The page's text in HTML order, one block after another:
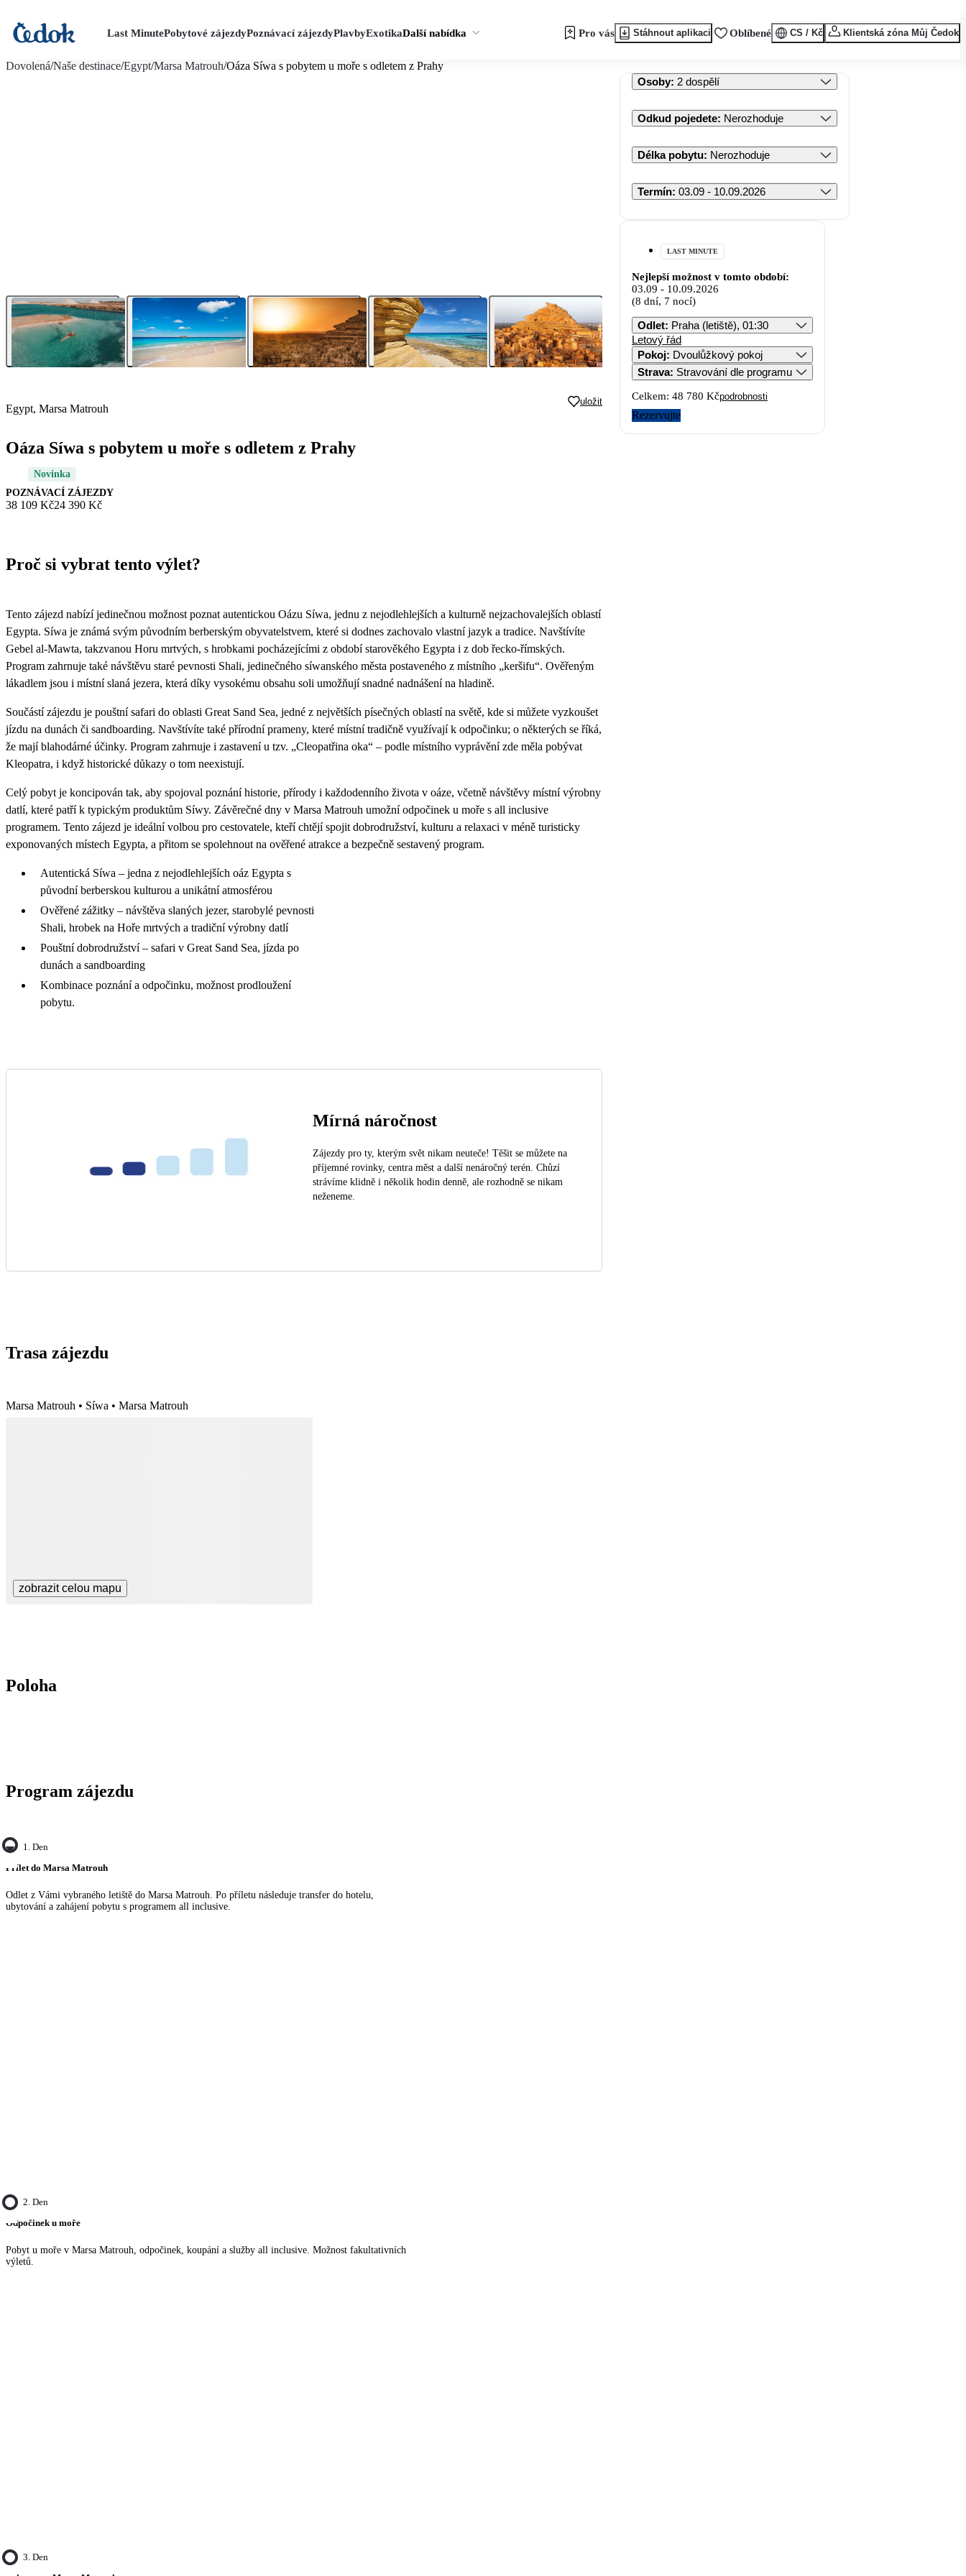
Last MinutePobytové zájezdyPoznávací zájezdyPlavbyExotikaDalší nabídka Pro vás Stáhnout aplikaci Oblíbené CS / Kč Klientská zóna Můj Čedok
Dovolená/Naše destinace/Egypt/Marsa Matrouh/Oáza Síwa s pobytem u moře s odletem z Prahy
Egypt, Marsa Matrouh
uložit
Oáza Síwa s pobytem u moře s odletem z Prahy
Novinka
POZNÁVACÍ ZÁJEZDY
38 109 Kč24 390 Kč
Proč si vybrat tento výlet?
Tento zájezd nabízí jedinečnou možnost poznat autentickou Oázu Síwa, jednu z nejodlehlejších a kulturně nejzachovalejších oblastí
Egypta. Síwa je známá svým původním berberským obyvatelstvem, které si dodnes zachovalo vlastní jazyk a tradice. Navštívíte
Gebel al-Mawta, takzvanou Horu mrtvých, s hrobkami pocházejícími z období starověkého Egypta i z dob řecko-římských.
Program zahrnuje také návštěvu staré pevnosti Shali, jedinečného síwanského města postaveného z místního „keršifu“. Ověřeným
lákadlem jsou i místní slaná jezera, která díky vysokému obsahu soli umožňují snadné nadnášení na hladině.
Součástí zájezdu je pouštní safari do oblasti Great Sand Sea, jedné z největších písečných oblastí na světě, kde si můžete vyzkoušet
jízdu na dunách či sandboarding. Navštívíte také přírodní prameny, které místní tradičně využívají k odpočinku; o některých se říká,
že mají blahodárné účinky. Program zahrnuje i zastavení u tzv. „Cleopatřina oka“ – podle místního vyprávění zde měla pobývat
Kleopatra, i když historické důkazy o tom neexistují.
Celý pobyt je koncipován tak, aby spojoval poznání historie, přírody i každodenního života v oáze, včetně návštěvy místní výrobny
datlí, které patří k typickým produktům Síwy. Závěrečné dny v Marsa Matrouh umožní odpočinek u moře s all inclusive
programem. Tento zájezd je ideální volbou pro cestovatele, kteří chtějí spojit dobrodružství, kulturu a relaxaci v méně turisticky
exponovaných místech Egypta, a přitom se spolehnout na ověřené atrakce a bezpečně sestavený program.
Autentická Síwa – jedna z nejodlehlejších oáz Egypta s
původní berberskou kulturou a unikátní atmosférou
Ověřené zážitky – návštěva slaných jezer, starobylé pevnosti
Shali, hrobek na Hoře mrtvých a tradiční výrobny datlí
Pouštní dobrodružství – safari v Great Sand Sea, jízda po
dunách a sandboarding
Kombinace poznání a odpočinku, možnost prodloužení
pobytu.
Mírná náročnost
Zájezdy pro ty, kterým svět nikam neuteče! Těšit se můžete na
příjemné rovinky, centra měst a další nenáročný terén. Chůzí
strávíme klidně i několik hodin denně, ale rozhodně se nikam
neženeme.
Trasa zájezdu
Marsa Matrouh • Síwa • Marsa Matrouh
zobrazit celou mapu
Poloha
Program zájezdu
1. Den
Přílet do Marsa Matrouh
Odlet z Vámi vybraného letiště do Marsa Matrouh. Po příletu následuje transfer do hotelu,
ubytování a zahájení pobytu s programem all inclusive.
2. Den
Odpočinek u moře
Pobyt u moře v Marsa Matrouh, odpočinek, koupání a služby all inclusive. Možnost fakultativních
výletů.
3. Den
Osoby: 2 dospělí
Odkud pojedete: Nerozhoduje
Délka pobytu: Nerozhoduje
Termín: 03.09 - 10.09.2026
LAST MINUTE
Nejlepší možnost v tomto období:
03.09 - 10.09.2026
(8 dní, 7 nocí)
Odlet: Praha (letiště), 01:30
Letový řád
Pokoj: Dvoulůžkový pokoj
Strava: Stravování dle programu
Celkem: 48 780 Kčpodrobnosti
Rezervujte